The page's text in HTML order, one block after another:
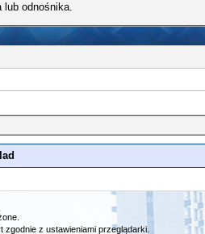
lub odnośnika.
z ustawieniami przeglądarki.